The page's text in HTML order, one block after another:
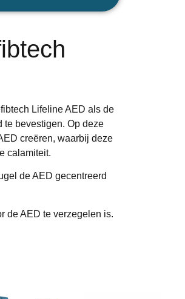
Lifeline AED als de
te bevestigen. Op deze
creëren, waarbij deze
calamiteit.
de AED gecentreerd
de AED te verzegelen is.